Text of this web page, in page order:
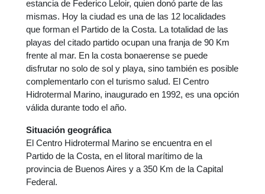
estancia de Federico Leloir, quien donó parte de las
mismas. Hoy la ciudad es una de las 12 localidades
que forman el Partido de la Costa. La totalidad de las
playas del citado partido ocupan una franja de 90 Km
frente al mar. En la costa bonaerense se puede
disfrutar no solo de sol y playa, sino también es posible
complementarlo con el turismo salud. El Centro
Hidrotermal Marino, inaugurado en 1992, es una opción
válida durante todo el año.
Situación geográfica
El Centro Hidrotermal Marino se encuentra en el
Partido de la Costa, en el litoral marítimo de la
provincia de Buenos Aires y a 350 Km de la Capital
Federal.